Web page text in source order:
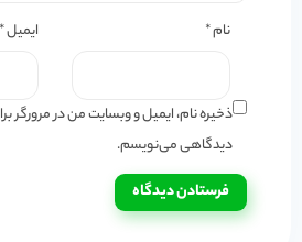
نام* ایمیل*
ذخیره نام، ایمیل و وبسایت من در مرورگر
دیدگاهی می‌نویسم.